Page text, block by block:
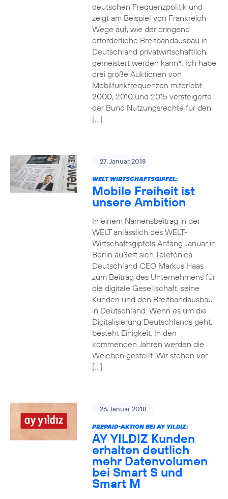
deutschen Frequenzpolitik und
zeigt am Beispiel von Frankreich
Wege auf, wie der dringend
erforderliche Breitbandausbau in
Deutschland privatwirtschaftlich
gemeistert werden kann*: Ich habe
drei große Auktionen von
Mobilfunkfrequenzen miterlebt.
2000, 2010 und 2015 versteigerte
der Bund Nutzungsrechte für den
[…]
27. Januar 2018
WELT WIRTSCHAFTSGIPFEL:
Mobile Freiheit ist
unsere Ambition
In einem Namensbeitrag in der
WELT anlässlich des WELT-
Wirtschaftsgipfels Anfang Januar in
Berlin äußert sich Telefónica
Deutschland CEO Markus Haas
zum Beitrag des Unternehmens für
die digitale Gesellschaft, seine
Kunden und den Breitbandausbau
in Deutschland: Wenn es um die
Digitalisierung Deutschlands geht,
besteht Einigkeit: In den
kommenden Jahren werden die
Weichen gestellt. Wir stehen vor
[…]
26. Januar 2018
PREPAID-AKTION BEI AY YILDIZ:
AY YILDIZ Kunden
erhalten deutlich
mehr Datenvolumen
bei Smart S und
Smart M